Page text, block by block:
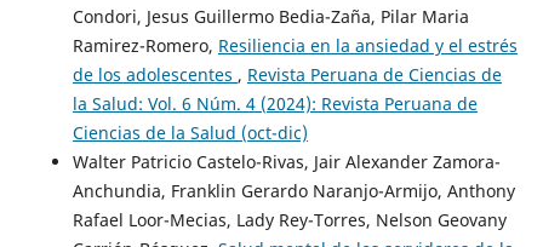
Condori, Jesus Guillermo Bedia-Zaña, Pilar Maria
Ramirez-Romero, Resiliencia en la ansiedad y el estrés
de los adolescentes , Revista Peruana de Ciencias de
la Salud: Vol. 6 Núm. 4 (2024): Revista Peruana de
Ciencias de la Salud (oct-dic)
Walter Patricio Castelo-Rivas, Jair Alexander Zamora-
Anchundia, Franklin Gerardo Naranjo-Armijo, Anthony
Rafael Loor-Mecias, Lady Rey-Torres, Nelson Geovany